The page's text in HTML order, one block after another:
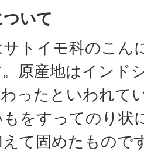
いて
トイモ科のこん
原産地はインド
ったといわれて
をすってのり状
て固めたもので